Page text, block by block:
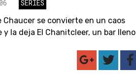
SERIES
Chaucer se convierte en un caos
y la deja El Chanitcleer, un bar lleno